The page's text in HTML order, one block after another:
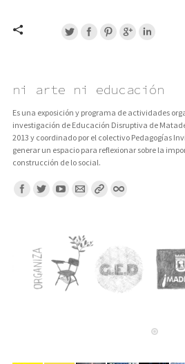
ni arte ni educación
Es una exposición y programa de actividades
investigación de Educación Disruptiva de
2013 y coordinado por el colectivo Pedagogías
generar un espacio para reflexionar sobre la
construcción de lo social.
Encuentranos